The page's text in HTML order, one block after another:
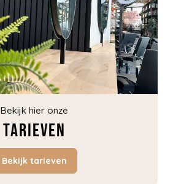
Bekijk hier onze
Tarieven
Bekijk tarieven